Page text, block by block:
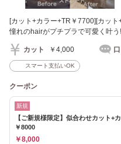
[カット+カラー+TR￥7700][カッ
憧れのhairがプチプラで可愛く叶う!
カット ￥4,000
スマート支払いOK
クーポン
新規
【ご新規様限定】似合わせカット+
￥8000
￥8,000